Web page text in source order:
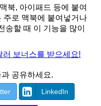
북, 아이패드 등에 붙여
주로 맥북에 붙여넣거나
송할 때 이 기능을 많이
보너스를 받으세요!
공유하세요.
LinkedIn